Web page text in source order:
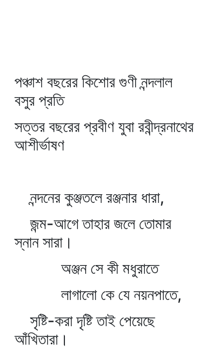
পঞ্চাশ বছরের কিশোর গুণী নন্দলাল
বসুর প্রতি
সত্তর বছরের প্রবীণ যুবা রবীন্দ্রনাথের
আশীর্ভাষণ
নন্দনের কুঞ্জতলে রঞ্জনার ধারা,
জন্ম-আগে তাহার জলে তোমার
স্নান সারা।
অঞ্জন সে কী মধুরাতে
লাগালো কে যে নয়নপাতে,
সৃষ্টি-করা দৃষ্টি তাই পেয়েছে
আঁখিতারা।